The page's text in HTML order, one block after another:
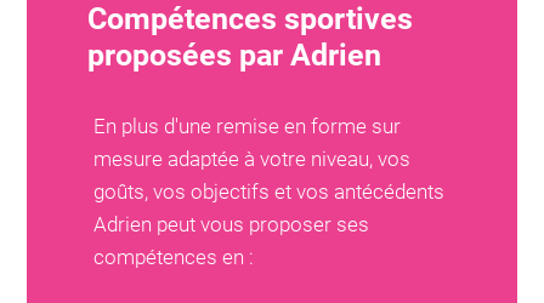
Compétences sportives
proposées parAdrien
En plus d'une remise en forme sur
mesure adaptée à votre niveau, vos
goûts, vos objectifs et vos antécédents
Adrien peut vous proposer ses
compétences en :